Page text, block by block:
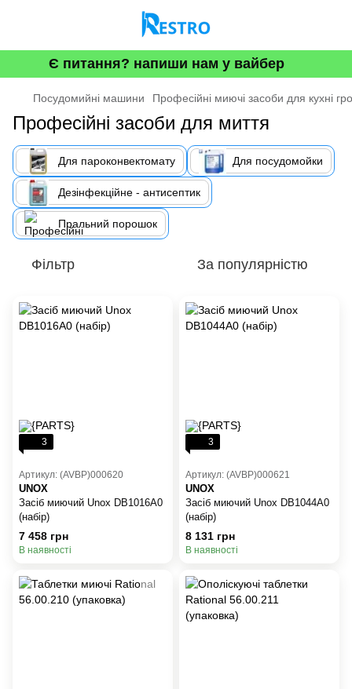
Є питання? напиши нам у вайбер
Посудомийні машини Професійні миючі засоби для кухні
Професійні засоби для миття
Для пароконвектомату Для посудомойки
Дезінфекційне - антисептик
Пральний порошок
Фільтр За популярністю
3
Артикул: (AVBP)000620
UNOX
Засіб миючий Unox DB1016A0
(набір)
7 458 грн
В наявності
3
Артикул: (AVBP)000621
UNOX
Засіб миючий Unox DB1044A0
(набір)
8 131 грн
В наявності